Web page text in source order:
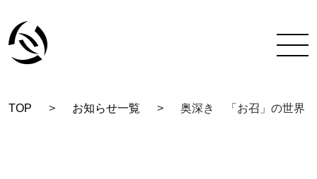
TOP > お知らせ一覧 > 奥深き 「お召」の世界